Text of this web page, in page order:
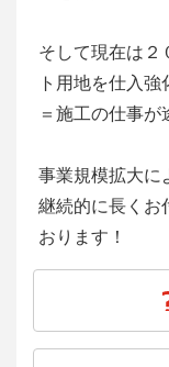
そして現在は２
ト用地を仕入強
＝施工の仕事が
事業規模拡大に
継続的に長くお
おります！